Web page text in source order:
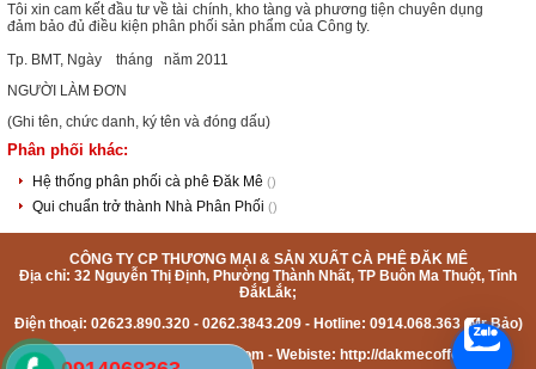
Tôi xin cam kết đầu tư về tài chính, kho tàng và phương tiện chuyên dụng
đảm bảo đủ điều kiện phân phối sản phẩm của Công ty.
Tp. BMT, Ngày tháng năm 2011
NGƯỜI LÀM ĐƠN
(Ghi tên, chức danh, ký tên và đóng dấu)
Phân phối khác:
Hệ thống phân phối cà phê Đăk Mê ()
Qui chuẩn trở thành Nhà Phân Phối ()
CÔNG TY CP THƯƠNG MẠI & SẢN XUẤT CÀ PHÊ ĐĂK MÊ
Địa chỉ: 32 Nguyễn Thị Định, Phường Thành Nhất, TP Buôn Ma Thuột, Tỉnh
ĐắkLắk;
Điện thoại: 02623.890.320 - 0262.3843.209 - Hotline: 0914.068.363 (Mr Bảo)
- Email:
caphedakme@gmail.com - Webiste: http://dakmecoffee.com